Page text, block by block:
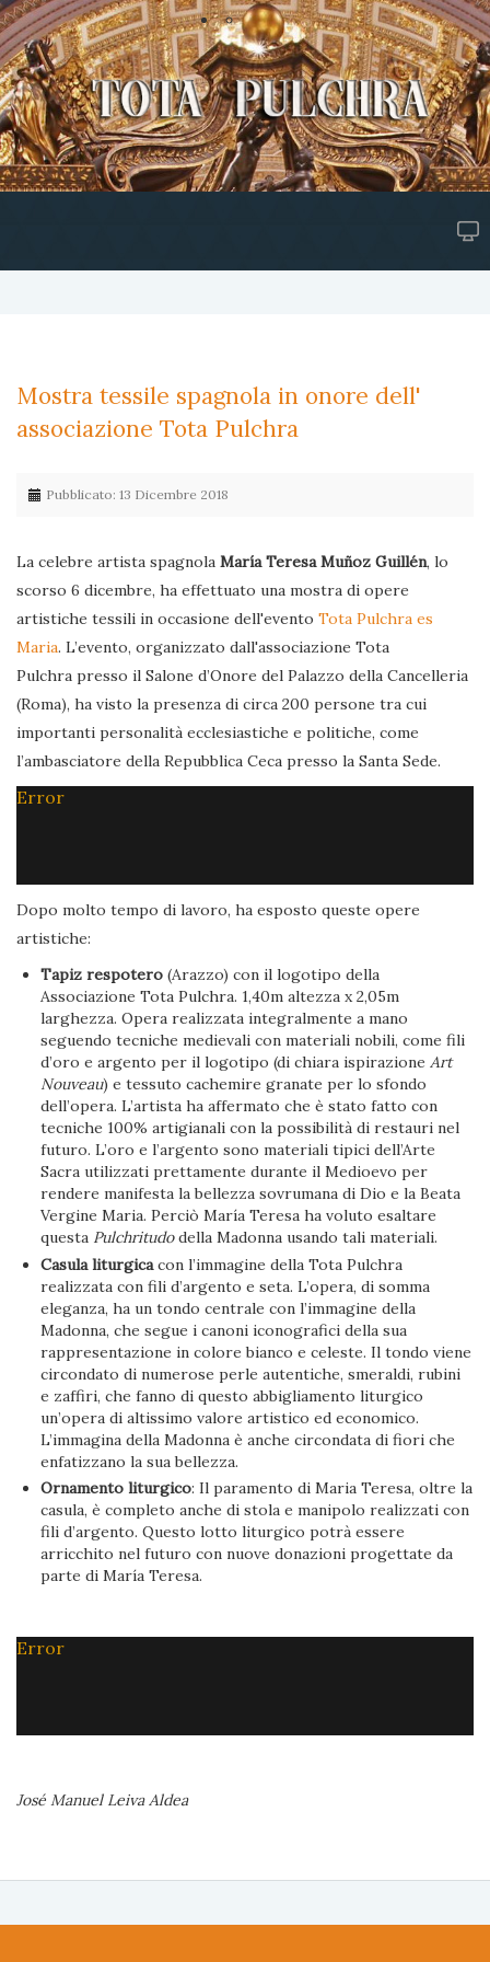
Mostra tessile spagnola in onore dell'
associazione Tota Pulchra
Pubblicato: 13 Dicembre 2018
La celebre artista spagnola María Teresa Muñoz Guillén, lo
scorso 6 dicembre, ha effettuato una mostra di opere
artistiche tessili in occasione dell'evento Tota Pulchra es
Maria. L’evento, organizzato dall'associazione Tota
Pulchra presso il Salone d’Onore del Palazzo della Cancelleria
(Roma), ha visto la presenza di circa 200 persone tra cui
importanti personalità ecclesiastiche e politiche, come
l’ambasciatore della Repubblica Ceca presso la Santa Sede.
Error
Dopo molto tempo di lavoro, ha esposto queste opere
artistiche:
Tapiz respotero (Arazzo) con il logotipo della
Associazione Tota Pulchra. 1,40m altezza x 2,05m
larghezza. Opera realizzata integralmente a mano
seguendo tecniche medievali con materiali nobili, come fili
d’oro e argento per il logotipo (di chiara ispirazioneArt
Nouveau) e tessuto cachemire granate per lo sfondo
dell’opera. L’artista ha affermato che è stato fatto con
tecniche 100% artigianali con la possibilità di restauri nel
futuro. L’oro e l’argento sono materiali tipici dell’Arte
Sacra utilizzati prettamente durante il Medioevo per
rendere manifesta la bellezza sovrumana di Dio e la Beata
Vergine Maria. Perciò María Teresa ha voluto esaltare
questa Pulchritudodella Madonna usando tali materiali.
Casula liturgicacon l’immagine della Tota Pulchra
realizzata con fili d’argento e seta. L’opera, di somma
eleganza, ha un tondo centrale con l’immagine della
Madonna, che segue i canoni iconografici della sua
rappresentazione in colore bianco e celeste. Il tondo viene
circondato di numerose perle autentiche, smeraldi, rubini
e zaffiri, che fanno di questo abbigliamento liturgico
un’opera di altissimo valore artistico ed economico.
L’immagina della Madonna è anche circondata di fiori che
enfatizzano la sua bellezza.
Ornamento liturgico: Il paramento di Maria Teresa, oltre la
casula, è completo anche di stola e manipolo realizzati con
fili d’argento. Questo lotto liturgico potrà essere
arricchito nel futuro con nuove donazioni progettate da
parte di María Teresa.
Error
José Manuel Leiva Aldea